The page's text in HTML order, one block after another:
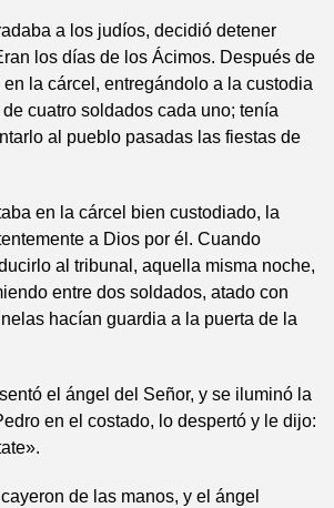
a los judíos, decidió detener
los días de los Ácimos. Después de
la cárcel, entregándolo a la custodia
cuatro soldados cada uno; tenía
al pueblo pasadas las fiestas de
en la cárcel bien custodiado, la
a Dios por él. Cuando
al tribunal, aquella misma noche,
entre dos soldados, atado con
hacían guardia a la puerta de la
el ángel del Señor, y se iluminó la
en el costado, lo despertó y le dijo:
de las manos, y el ángel